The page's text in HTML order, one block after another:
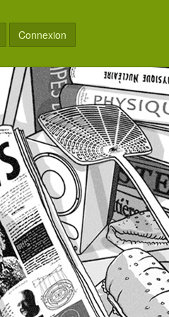
Connexion